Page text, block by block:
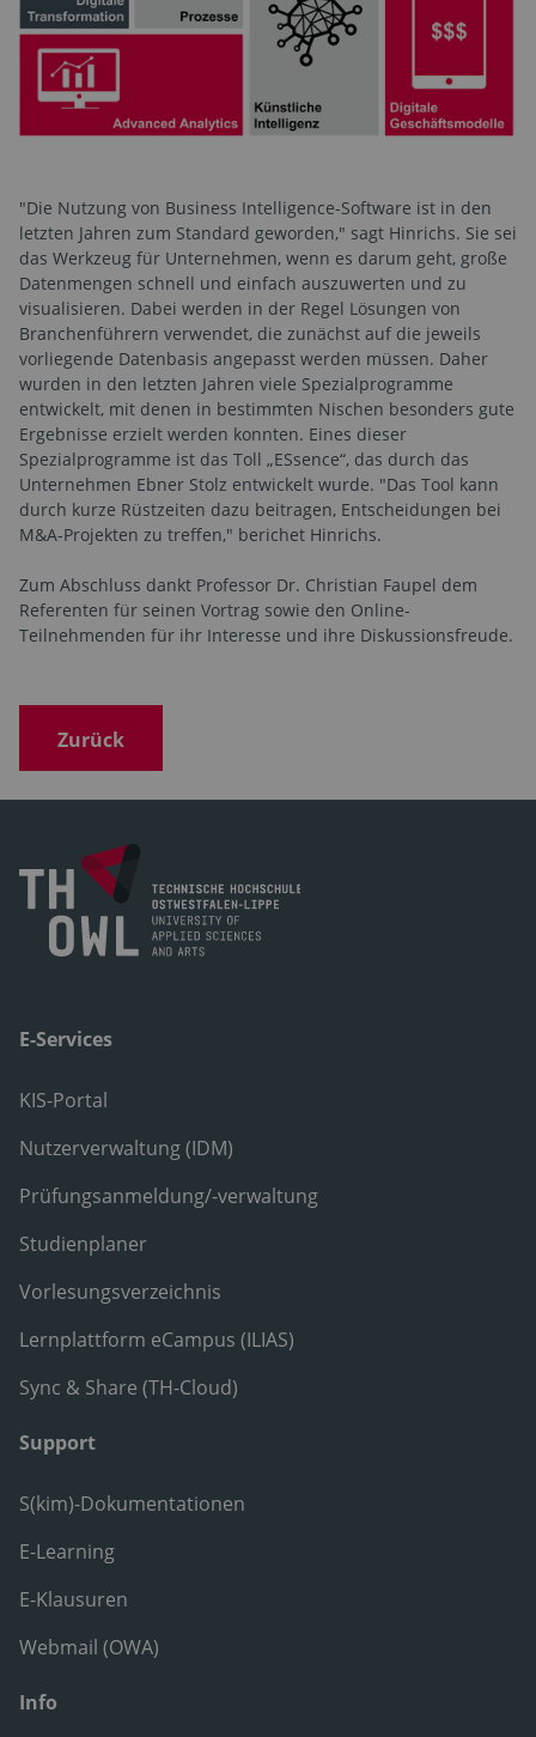
"Die Nutzung von Business Intelligence-Software ist in den
letzten Jahren zum Standard geworden," sagt Hinrichs. Sie sei
das Werkzeug für Unternehmen, wenn es darum geht, große
Datenmengen schnell und einfach auszuwerten und zu
visualisieren. Dabei werden in der Regel Lösungen von
Branchenführern verwendet, die zunächst auf die jeweils
vorliegende Datenbasis angepasst werden müssen. Daher
wurden in den letzten Jahren viele Spezialprogramme
entwickelt, mit denen in bestimmten Nischen besonders gute
Ergebnisse erzielt werden konnten. Eines dieser
Spezialprogramme ist das Toll „ESsence“, das durch das
Unternehmen Ebner Stolz entwickelt wurde. "Das Tool kann
durch kurze Rüstzeiten dazu beitragen, Entscheidungen bei
M&A-Projekten zu treffen," berichet Hinrichs.
Zum Abschluss dankt Professor Dr. Christian Faupel dem
Referenten für seinen Vortrag sowie den Online-
Teilnehmenden für ihr Interesse und ihre Diskussionsfreude.
Zurück
E-Services
KIS-Portal
Nutzerverwaltung (IDM)
Prüfungsanmeldung/-verwaltung
Studienplaner
Vorlesungsverzeichnis
Lernplattform eCampus (ILIAS)
Sync & Share (TH-Cloud)
Support
S(kim)-Dokumentationen
E-Learning
E-Klausuren
Webmail (OWA)
Info